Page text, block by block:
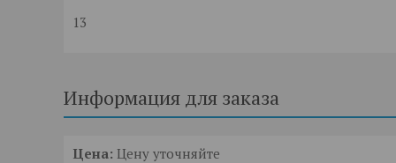
13
Информация для заказа
Цена: Цену уточняйте